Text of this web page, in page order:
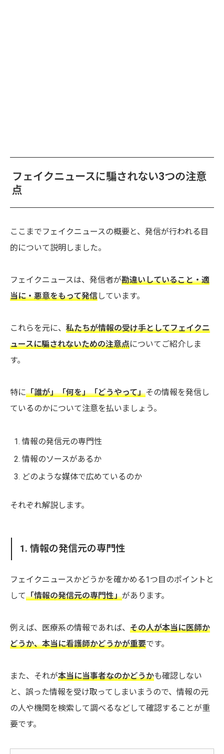
フェイクニュースに騙されない3つの注意
点
ここまでフェイクニュースの概要と、発信が行われる目
的について説明しました。
フェイクニュースは、発信者が勘違いしていること・適
当に・悪意をもって発信しています。
これらを元に、 私たちが情報の受け手としてフェイクニ
ュースに騙されないための注意点についてご紹介しま
す。
特に「誰が」「何を」「どうやって」その情報を発信し
ているのかについて注意を払いましょう。
情報の発信元の専門性
情報のソースがあるか
どのような媒体で広めているのか
それぞれ解説します。
1. 情報の発信元の専門性
フェイクニュースかどうかを確かめる1つ目のポイントと
して「情報の発信元の専門性」があります。
例えば、医療系の情報であれば、 その人が本当に医師か
どうか、本当に看護師かどうかが重要です。
また、それが本当に当事者なのかどうかも確認しない
と、誤った情報を受け取ってしまいまうので、情報の元
の人や機関を検索して調べるなどして確認することが重
要です。